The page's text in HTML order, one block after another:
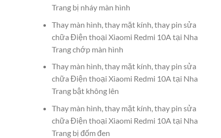
Trang bị nháy màn hình
Thay màn hình, thay mặt kính, thay pin sửa
chữa Điện thoại Xiaomi Redmi 10A tại Nha
Trang chớp màn hình
Thay màn hình, thay mặt kính, thay pin sửa
chữa Điện thoại Xiaomi Redmi 10A tại Nha
Trang bật không lên
Thay màn hình, thay mặt kính, thay pin sửa
chữa Điện thoại Xiaomi Redmi 10A tại Nha
Trang bị đốm đen